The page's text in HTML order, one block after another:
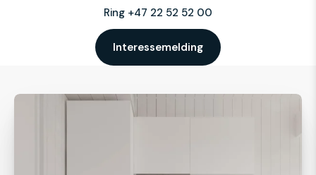
Ring +47 22 52 52 00
Interessemelding